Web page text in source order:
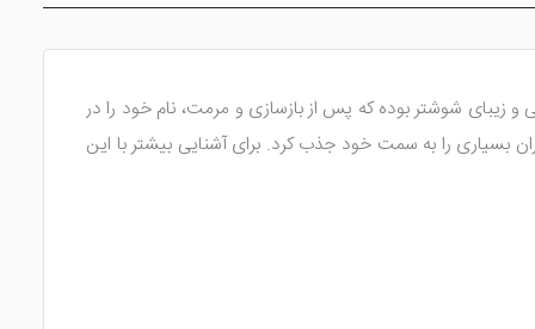
از خانه های تاریخی و زیبای شوشتر بوده که پس از بازسازی و مرمت، نام خود را در
آن پس، طرفداران بسیاری را به سمت خود جذب کرد. برای آشنایی بیشتر با این